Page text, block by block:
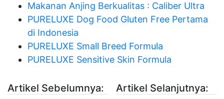
Makanan Anjing Berkualitas : Caliber Ultra
PURELUXE Dog Food Gluten Free Pertama
di Indonesia
PURELUXE Small Breed Formula
PURELUXE Sensitive Skin Formula
Artikel Sebelumnya: Artikel Selanjutnya: